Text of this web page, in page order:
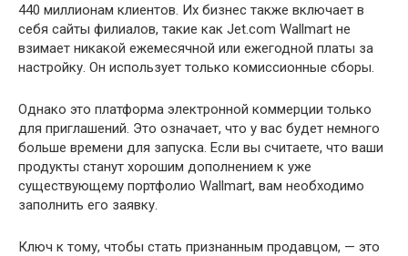
440 миллионам клиентов. Их бизнес также включает в
себя сайты филиалов, такие как Jet.com Wallmart не
взимает никакой ежемесячной или ежегодной платы за
настройку. Он использует только комиссионные сборы.
Однако это платформа электронной коммерции только
для приглашений. Это означает, что у вас будет немного
больше времени для запуска. Если вы считаете, что ваши
продукты станут хорошим дополнением к уже
существующему портфолио Wallmart, вам необходимо
заполнить его заявку.
Ключ к тому, чтобы стать признанным продавцом, — это